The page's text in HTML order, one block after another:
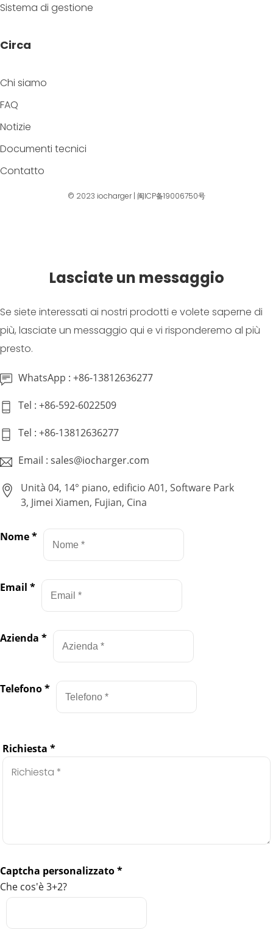
Sistema di gestione
Circa
Chi siamo
FAQ
Notizie
Documenti tecnici
Contatto
© 2023 iocharger| 闽ICP备19006750号
Lasciate un messaggio
Se siete interessati ai nostri prodotti e volete saperne di
più, lasciate un messaggio qui e vi risponderemo al più
presto.
WhatsApp : +86-13812636277
Tel : +86-592-6022509
Tel : +86-13812636277
Email : sales@iocharger.com
Unità 04, 14° piano, edificio A01, Software Park
3, Jimei Xiamen, Fujian, Cina
Nome*
Email *
Azienda *
Telefono*
Richiesta*
Captcha personalizzato*
Che cos'è 3+2?